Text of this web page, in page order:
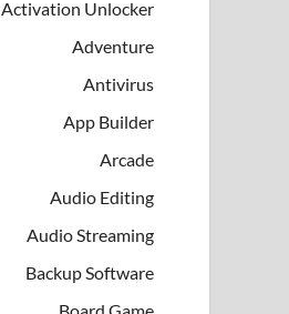
Activation Unlocker
Adventure
Antivirus
App Builder
Arcade
Audio Editing
Audio Streaming
Backup Software